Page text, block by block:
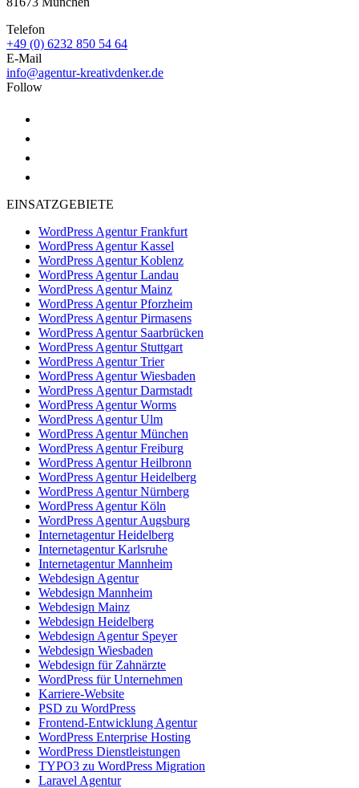
Telefon
+49 (0) 6232 850 54 64
E-Mail
info@agentur-kreativdenker.de
Follow
EINSATZGEBIETE
WordPress Agentur Frankfurt
WordPress Agentur Kassel
WordPress Agentur Koblenz
WordPress Agentur Landau
WordPress Agentur Mainz
WordPress Agentur Pforzheim
WordPress Agentur Pirmasens
WordPress Agentur Saarbrücken
WordPress Agentur Stuttgart
WordPress Agentur Trier
WordPress Agentur Wiesbaden
WordPress Agentur Darmstadt
WordPress Agentur Worms
WordPress Agentur Ulm
WordPress Agentur München
WordPress Agentur Freiburg
WordPress Agentur Heilbronn
WordPress Agentur Heidelberg
WordPress Agentur Nürnberg
WordPress Agentur Köln
WordPress Agentur Augsburg
Internetagentur Heidelberg
Internetagentur Karlsruhe
Internetagentur Mannheim
Webdesign Agentur
Webdesign Mannheim
Webdesign Mainz
Webdesign Heidelberg
Webdesign Agentur Speyer
Webdesign Wiesbaden
Webdesign für Zahnärzte
WordPress für Unternehmen
Karriere-Website
PSD zu WordPress
Frontend-Entwicklung Agentur
WordPress Enterprise Hosting
WordPress Dienstleistungen
TYPO3 zu WordPress Migration
Laravel Agentur